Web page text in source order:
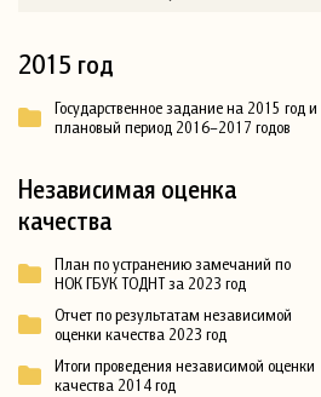
2015 год
Государственное задание на 2015 год и
плановый период 2016–2017 годов
Независимая оценка
качества
План по устранению замечаний по
НОК ГБУК ТОДНТ за 2023 год
Отчет по результатам независимой
оценки качества 2023 год
Итоги проведения независимой оценки
качества 2014 год